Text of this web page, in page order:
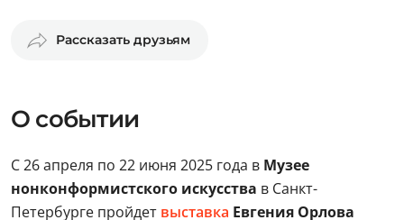
Рассказать друзьям
О событии
С 26 апреля по 22 июня 2025 года в Музее
нонконформистского искусства в Санкт-
Петербурге пройдет выставка Евгения Орлова